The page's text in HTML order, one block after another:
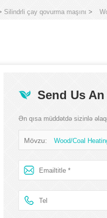
Silindrli çay qovurma maşını >
Send Us
Ən qısa müddətdə sizinlə
Mövzu: Wood/Coal